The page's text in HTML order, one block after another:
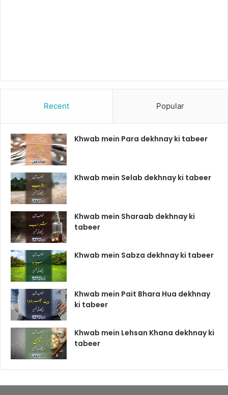
Recent Popular
Khwab mein Para dekhnay ki tabeer
Khwab mein Selab dekhnay ki tabeer
Khwab mein Sharaab dekhnay ki
tabeer
Khwab mein Sabza dekhnay ki tabeer
Khwab mein Pait Bhara Hua dekhnay
ki tabeer
Khwab mein Lehsan Khana dekhnay ki
tabeer